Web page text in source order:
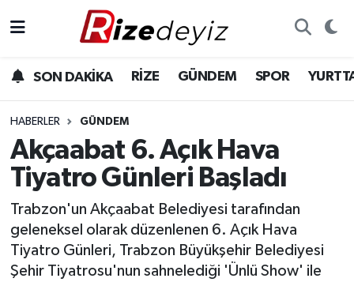
SON DAKİKA RİZE GÜNDEM SPOR
HABERLER GÜNDEM
Akçaabat 6. Açık Hava
Tiyatro Günleri Başladı
Trabzon'un Akçaabat Belediyesi tarafından
geleneksel olarak düzenlenen 6. Açık Hava
Tiyatro Günleri, Trabzon Büyükşehir Belediyesi
Şehir Tiyatrosu'nun sahnelediği 'Ünlü Show' ile
Gündem
Yurttan Haberler
Ekonomi
Teknoloji
Rize Hava Durumu
Rize Trafik Yoğunluk Haritası
Süper Lig Puan Durumu ve Fikstür
Tüm Manşetler
Son Dakika Haberleri